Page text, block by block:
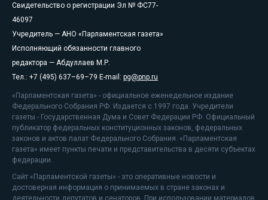
Свидетельство о регистрации Эл № ФС77-
46097
Учредитель — АНО «Парламентская газета»
Исполняющий обязанности главного
редактора — Абдуллаев М.Р.
Тел.: +7 (495) 637–69–79 E-mail: pg@pnp.ru
«Парламентская газета» - официальное еженедельное издание
Федерального Собрания РФ. Издается с 1997 года. Учредители
газеты - Государственная Дума и Совет Федерации РФ. Официальный
публикатор федеральных конституционных законов, федеральных
законов и актов палат Федерального Собрания. «Парламентская
газета» имеет пункты печати и представительства в десяти субъектах
федерации.
Сайт «Парламентской газеты» - это оперативные новости и
достоверная информация о принимаемых в стране законах и
деятельности депутатов и сенаторов. При использовании материалов